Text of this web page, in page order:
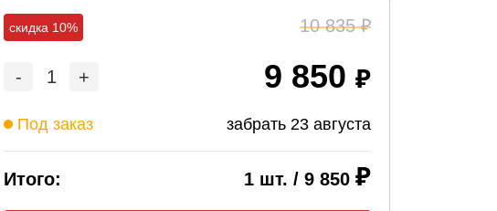
скидка 10% 10 835
- 1 + 9 850
Под заказ забрать 23 августа
Итого: 1 шт. / 9 850